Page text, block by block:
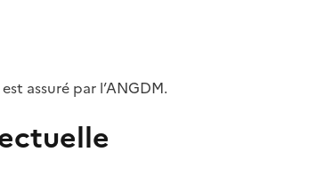
assuré par l’ANGDM.